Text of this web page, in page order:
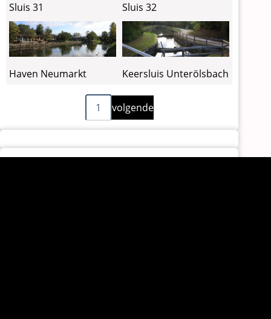
Sluis 31 Sluis 32
Haven Neumarkt Keersluis Unterölsbach
1
Volgende
pagina
volgende